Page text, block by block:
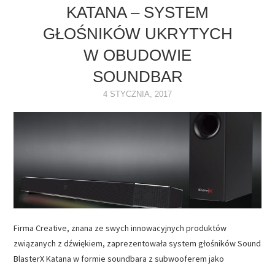
NAPĘDY
OPROGRAMOWANIE
KATANA – SYSTEM
GŁOŚNIKÓW UKRYTYCH
W OBUDOWIE
SOUNDBAR
4 STYCZNIA, 2017
Firma Creative, znana ze swych innowacyjnych produktów
związanych z dźwiękiem, zaprezentowała system głośników Sound
BlasterX Katana w formie soundbara z subwooferem jako